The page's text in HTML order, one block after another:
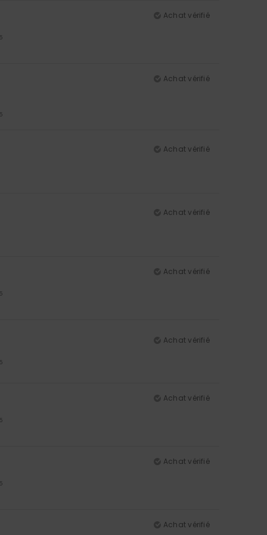
Achat vérifié
Achat vérifié
Achat vérifié
Achat vérifié
Achat vérifié
Achat vérifié
Achat vérifié
Achat vérifié
Achat vérifié